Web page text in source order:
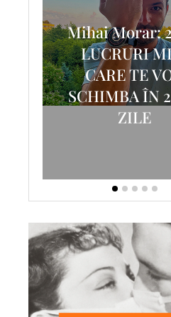
Mihai Morar:
LUCRURI
CARE TE
SCHIMBA ÎN
ZILE